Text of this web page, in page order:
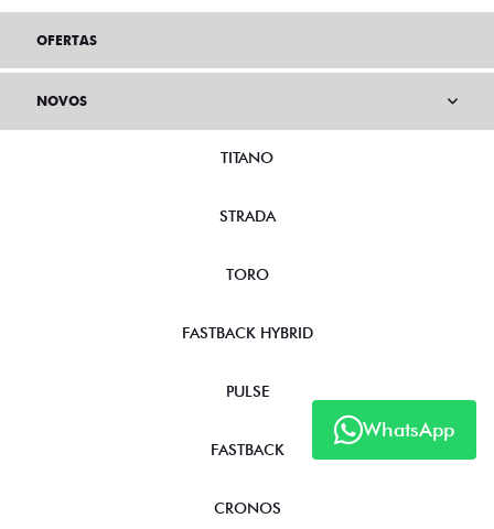
WhatsApp
OFERTAS
NOVOS
TITANO
STRADA
TORO
FASTBACK HYBRID
PULSE
FASTBACK
CRONOS